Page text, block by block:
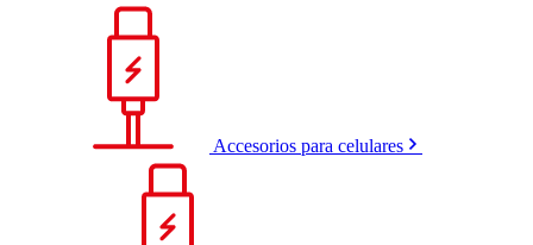
Accesorios para celulares